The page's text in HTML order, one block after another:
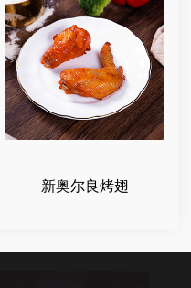
新奥尔良烤翅